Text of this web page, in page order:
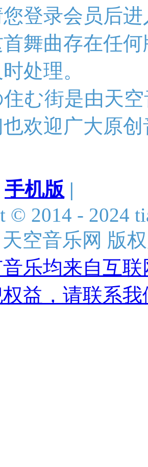
登录会员后
舞曲存在任
处理。
む街是由天
欢迎广大原
手机版 |
© 2014 - 2024
天空音乐网 版
乐均来自互
益，请联系